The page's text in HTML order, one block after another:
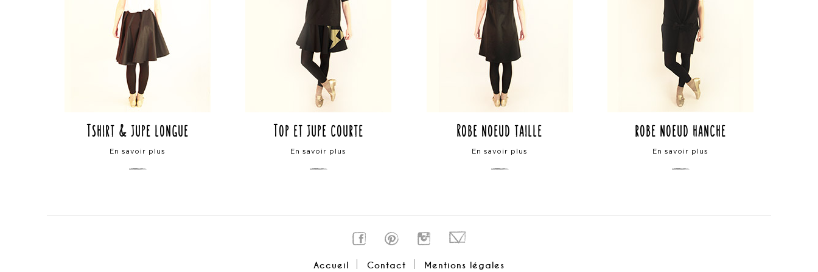
Tshirt & jupe longue
En savoir plus
Top et jupe courte
En savoir plus
Robe noeud taille
En savoir plus
robe noeud hanche
En savoir plus
Accueil Contact Mentions légales